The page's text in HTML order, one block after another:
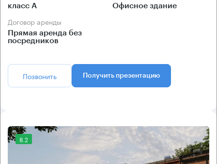
класс А Офисное здание
Договор аренды
Прямая аренда без
посредников
Позвонить Получить презентацию
8.2